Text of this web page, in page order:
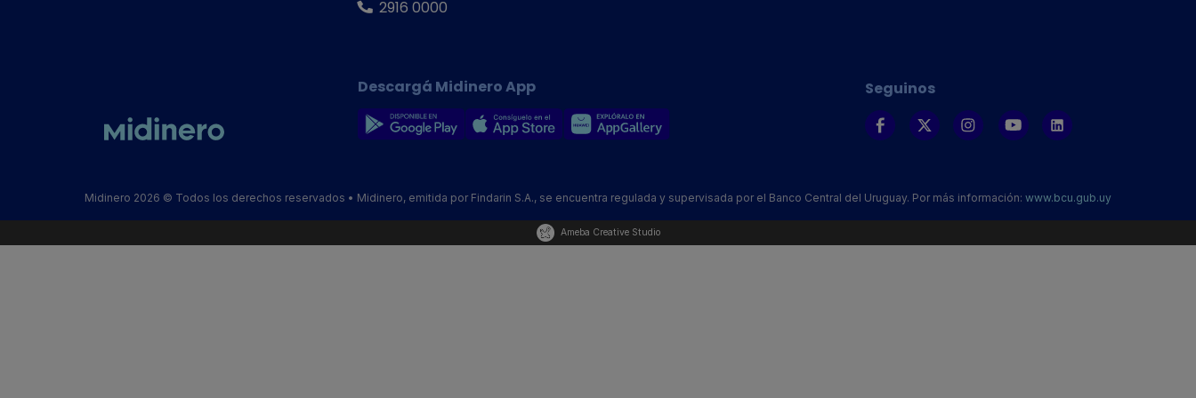
2916 0000
Descargá Midinero App Seguinos
Midinero 2026 © Todos los derechos reservados • Midinero, emitida por Findarin S.A., se encuentra regulada y supervisada por el Banco Central del Uruguay. Por más información: www.bcu.gub.uy
Ameba Creative Studio